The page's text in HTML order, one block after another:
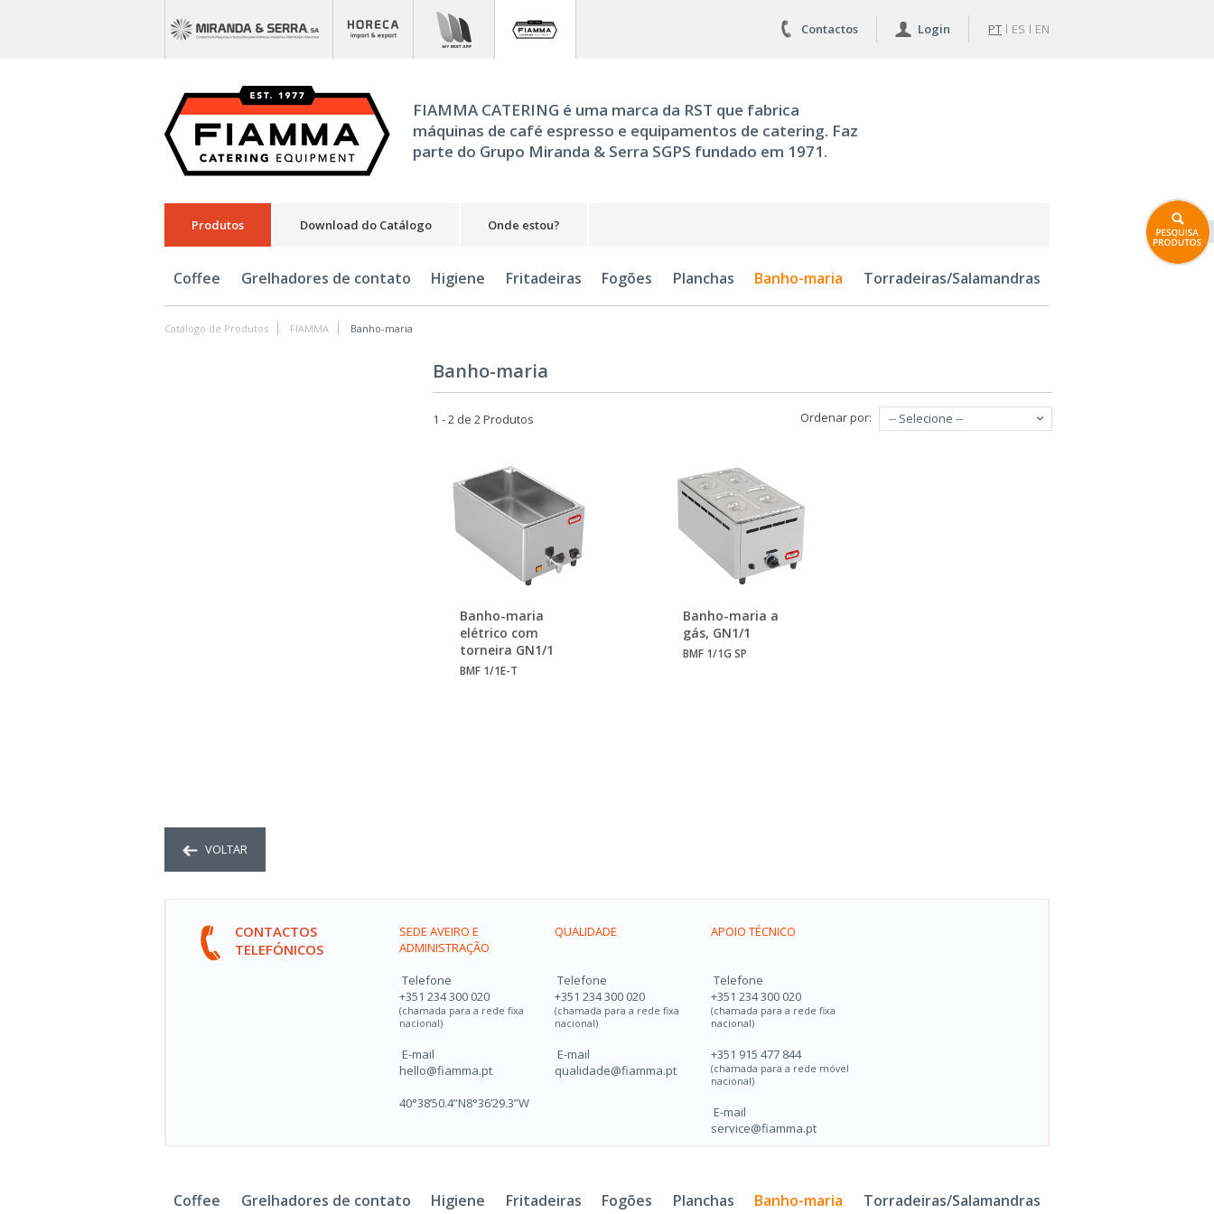
Contactos Login PT ES EN
FIAMMA CATERING é uma marca da RST que fabrica
máquinas de café espresso e equipamentos de catering. Faz
parte do Grupo Miranda & Serra SGPS fundado em 1971.
Produtos Download do Catálogo Onde estou?
Coffee Grelhadores de contato Higiene Fritadeiras Fogões Planchas Banho-maria Torradeiras/Salamandras
Catálogo de Produtos FIAMMA Banho-maria
Banho-maria
1 - 2 de 2 Produtos Ordenar por: -- Selecione --
Banho-maria
elétrico com
torneira GN1/1
BMF 1/1E-T
Banho-maria a
gás, GN1/1
BMF 1/1G SP
VOLTAR
CONTACTOS
TELEFÓNICOS
SEDE AVEIRO E
ADMINISTRAÇÃO
Telefone
+351 234 300 020
(chamada para a rede fixa
nacional)
E-mail
hello@fiamma.pt
40°38’50.4”N8°36’29.3”W
QUALIDADE
Telefone
+351 234 300 020
(chamada para a rede fixa
nacional)
E-mail
qualidade@fiamma.pt
APOIO TÉCNICO
Telefone
+351 234 300 020
(chamada para a rede fixa
nacional)
+351 915 477 844
(chamada para a rede móvel
nacional)
E-mail
service@fiamma.pt
Coffee Grelhadores de contato Higiene Fritadeiras Fogões Planchas Banho-maria Torradeiras/Salamandras